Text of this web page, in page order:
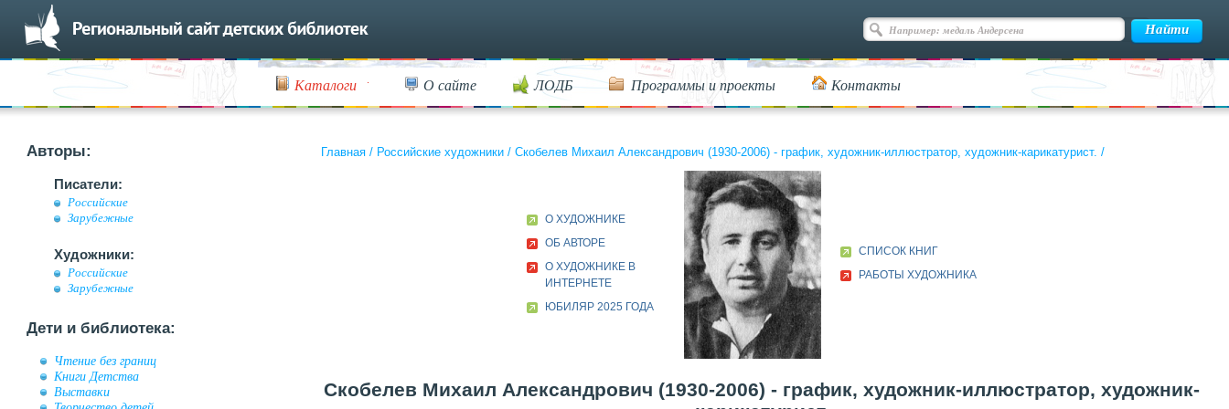
Каталоги О сайте ЛОДБ Программы и проекты Контакты
Авторы:
Писатели:
Российские
Зарубежные
Художники:
Российские
Зарубежные
Дети и библиотека:
Чтение без границ
Книги Детства
Выставки
Главная / Российские художники / Скобелев Михаил Александрович (1930-2006) - график, художник-иллюстратор, художник-карикатурист. /
О ХУДОЖНИКЕ
ОБ АВТОРЕ
О ХУДОЖНИКЕ В
ИНТЕРНЕТЕ
ЮБИЛЯР 2025 ГОДА
СПИСОК КНИГ
РАБОТЫ ХУДОЖНИКА
Скобелев Михаил Александрович (1930-2006) - график, художник-иллюстратор, художник-